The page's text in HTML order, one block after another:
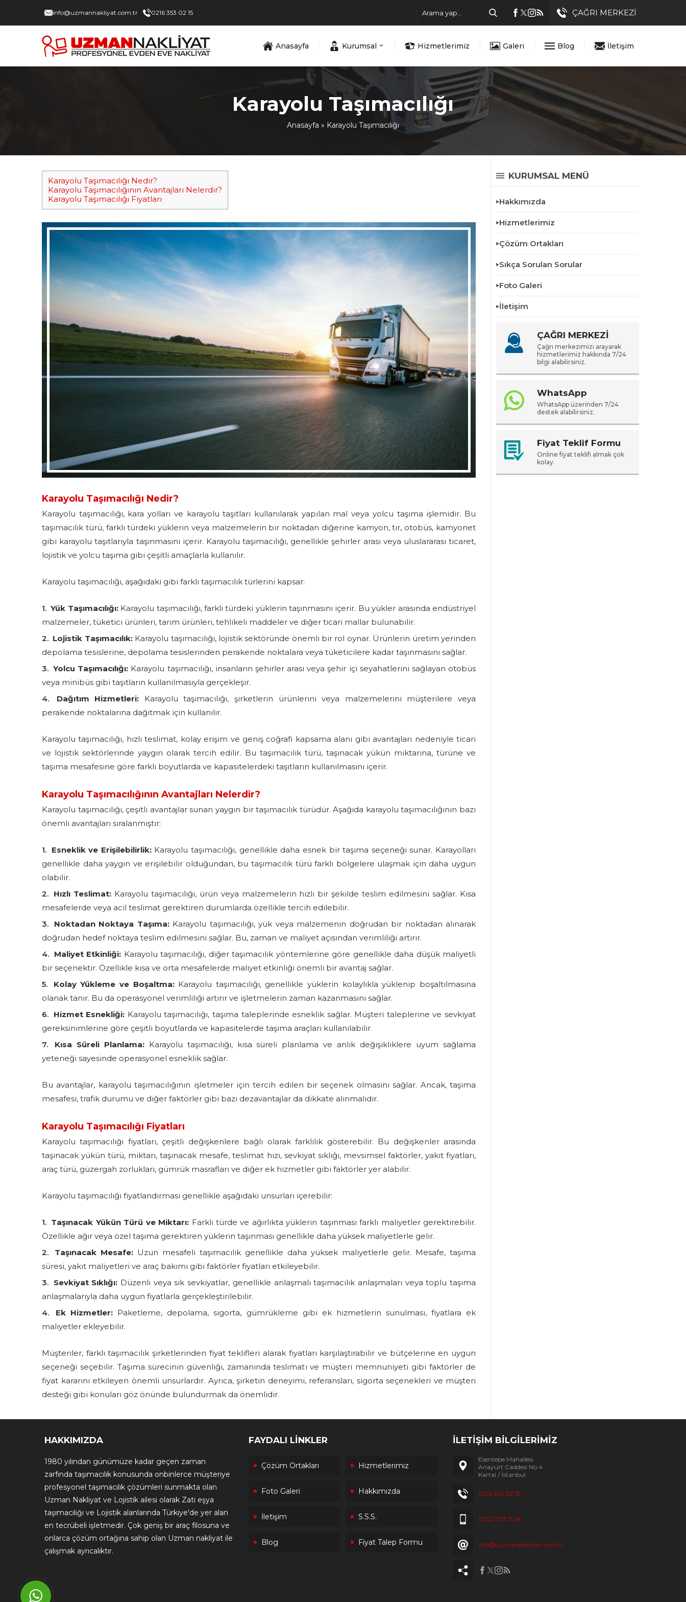
info@uzmannakliyat.com.tr 0216 353 02 15 ÇAĞRI MERKEZİ
Anasayfa Kurumsal Hizmetlerimiz Galeri Blog İletişim
Karayolu Taşımacılığı
Anasayfa » Karayolu Taşımacılığı
Karayolu Taşımacılığı Nedir?
Karayolu Taşımacılığının Avantajları Nelerdir?
Karayolu Taşımacılığı Fiyatları
Karayolu Taşımacılığı Nedir?
Karayolu taşımacılığı, kara yolları ve karayolu taşıtları kullanılarak yapılan mal veya yolcu taşıma işlemidir. Bu
taşımacılık türü, farklı türdeki yüklerin veya malzemelerin bir noktadan diğerine kamyon, tır, otobüs, kamyonet
gibi karayolu taşıtlarıyla taşınmasını içerir. Karayolu taşımacılığı, genellikle şehirler arası veya uluslararası ticaret,
lojistik ve yolcu taşıma gibi çeşitli amaçlarla kullanılır.
Karayolu taşımacılığı, aşağıdaki gibi farklı taşımacılık türlerini kapsar:
Yük Taşımacılığı:Karayolu taşımacılığı, farklı türdeki yüklerin taşınmasını içerir. Bu yükler arasında endüstriyel
malzemeler, tüketici ürünleri, tarım ürünleri, tehlikeli maddeler ve diğer ticari mallar bulunabilir.
Lojistik Taşımacılık:Karayolu taşımacılığı, lojistik sektöründe önemli bir rol oynar. Ürünlerin üretim yerinden
depolama tesislerine, depolama tesislerinden perakende noktalara veya tüketicilere kadar taşınmasını sağlar.
Yolcu Taşımacılığı: Karayolu taşımacılığı, insanların şehirler arası veya şehir içi seyahatlerini sağlayan otobüs
veya minibüs gibi taşıtların kullanılmasıyla gerçekleşir.
Dağıtım Hizmetleri: Karayolu taşımacılığı, şirketlerin ürünlerini veya malzemelerini müşterilere veya
perakende noktalarına dağıtmak için kullanılır.
Karayolu taşımacılığı, hızlı teslimat, kolay erişim ve geniş coğrafi kapsama alanı gibi avantajları nedeniyle ticari
ve lojistik sektörlerinde yaygın olarak tercih edilir. Bu taşımacılık türü, taşınacak yükün miktarına, türüne ve
taşıma mesafesine göre farklı boyutlarda ve kapasitelerdeki taşıtların kullanılmasını içerir.
Karayolu Taşımacılığının Avantajları Nelerdir?
Karayolu taşımacılığı, çeşitli avantajlar sunan yaygın bir taşımacılık türüdür. Aşağıda karayolu taşımacılığının bazı
önemli avantajları sıralanmıştır:
Esneklik ve Erişilebilirlik:Karayolu taşımacılığı, genellikle daha esnek bir taşıma seçeneği sunar. Karayolları
genellikle daha yaygın ve erişilebilir olduğundan, bu taşımacılık türü farklı bölgelere ulaşmak için daha uygun
olabilir.
Hızlı Teslimat:Karayolu taşımacılığı, ürün veya malzemelerin hızlı bir şekilde teslim edilmesini sağlar. Kısa
mesafelerde veya acil teslimat gerektiren durumlarda özellikle tercih edilebilir.
Noktadan Noktaya Taşıma:Karayolu taşımacılığı, yük veya malzemenin doğrudan bir noktadan alınarak
doğrudan hedef noktaya teslim edilmesini sağlar. Bu, zaman ve maliyet açısından verimliliği artırır.
Maliyet Etkinliği: Karayolu taşımacılığı, diğer taşımacılık yöntemlerine göre genellikle daha düşük maliyetli
bir seçenektir. Özellikle kısa ve orta mesafelerde maliyet etkinliği önemli bir avantaj sağlar.
Kolay Yükleme ve Boşaltma:Karayolu taşımacılığı, genellikle yüklerin kolaylıkla yüklenip boşaltılmasına
olanak tanır. Bu da operasyonel verimliliği artırır ve işletmelerin zaman kazanmasını sağlar.
Hizmet Esnekliği: Karayolu taşımacılığı, taşıma taleplerinde esneklik sağlar. Müşteri taleplerine ve sevkiyat
gereksinimlerine göre çeşitli boyutlarda ve kapasitelerde taşıma araçları kullanılabilir.
Kısa Süreli Planlama:Karayolu taşımacılığı, kısa süreli planlama ve anlık değişikliklere uyum sağlama
yeteneği sayesinde operasyonel esneklik sağlar.
Bu avantajlar, karayolu taşımacılığının işletmeler için tercih edilen bir seçenek olmasını sağlar. Ancak, taşıma
mesafesi, trafik durumu ve diğer faktörler gibi bazı dezavantajlar da dikkate alınmalıdır.
Karayolu Taşımacılığı Fiyatları
Karayolu taşımacılığı fiyatları, çeşitli değişkenlere bağlı olarak farklılık gösterebilir. Bu değişkenler arasında
taşınacak yükün türü, miktarı, taşınacak mesafe, teslimat hızı, sevkiyat sıklığı, mevsimsel faktörler, yakıt fiyatları,
araç türü, güzergah zorlukları, gümrük masrafları ve diğer ek hizmetler gibi faktörler yer alabilir.
Karayolu taşımacılığı fiyatlandırması genellikle aşağıdaki unsurları içerebilir:
Taşınacak Yükün Türü ve Miktarı: Farklı türde ve ağırlıkta yüklerin taşınması farklı maliyetler gerektirebilir.
Özellikle ağır veya özel taşıma gerektiren yüklerin taşınması genellikle daha yüksek maliyetlerle gelir.
Taşınacak Mesafe: Uzun mesafeli taşımacılık genellikle daha yüksek maliyetlerle gelir. Mesafe, taşıma
süresi, yakıt maliyetleri ve araç bakımı gibi faktörler fiyatları etkileyebilir.
Sevkiyat Sıklığı: Düzenli veya sık sevkiyatlar, genellikle anlaşmalı taşımacılık anlaşmaları veya toplu taşıma
anlaşmalarıyla daha uygun fiyatlarla gerçekleştirilebilir.
Ek Hizmetler: Paketleme, depolama, sigorta, gümrükleme gibi ek hizmetlerin sunulması, fiyatlara ek
maliyetler ekleyebilir.
Müşteriler, farklı taşımacılık şirketlerinden fiyat teklifleri alarak fiyatları karşılaştırabilir ve bütçelerine en uygun
seçeneği seçebilir. Taşıma sürecinin güvenliği, zamanında teslimatı ve müşteri memnuniyeti gibi faktörler de
fiyat kararını etkileyen önemli unsurlardır. Ayrıca, şirketin deneyimi, referansları, sigorta seçenekleri ve müşteri
desteği gibi konuları göz önünde bulundurmak da önemlidir.
KURUMSAL MENÜ
Hakkımızda
Hizmetlerimiz
Çözüm Ortakları
Sıkça Sorulan Sorular
Foto Galeri
İletişim
ÇAĞRI MERKEZİ
Çağrı merkezimizi arayarak
hizmetlerimiz hakkında 7/24
bilgi alabilirsiniz.
WhatsApp
WhatsApp üzerinden 7/24
destek alabilirsiniz.
Fiyat Teklif Formu
Online fiyat teklifi almak çok
kolay.
HAKKIMIZDA
1980 yılından günümüze kadar geçen zaman
zarfında taşımacılık konusunda onbinlerce müşteriye
profesyonel taşımacılık çözümleri sunmakta olan
Uzman Nakliyat ve Lojistik ailesi olarak Zati eşya
taşımacılığı ve Lojistik alanlarında Türkiye'de yer alan
en tecrübeli işletmedir. Çok geniş bir araç filosuna ve
onlarca çözüm ortağına sahip olan Uzman nakliyat ile
çalışmak ayrıcalıktır.
FAYDALI LİNKLER
Çözüm Ortakları Hizmetlerimiz
Foto Galeri Hakkımızda
İletişim S.S.S.
Blog Fiyat Talep Formu
İLETİŞİM BİLGİLERİMİZ
Esentepe Mahallesi
Anayurt Caddesi No:4
Kartal / İstanbul
0216 353 02 15
0532 703 11 28
info@uzmannakliyat.com.tr